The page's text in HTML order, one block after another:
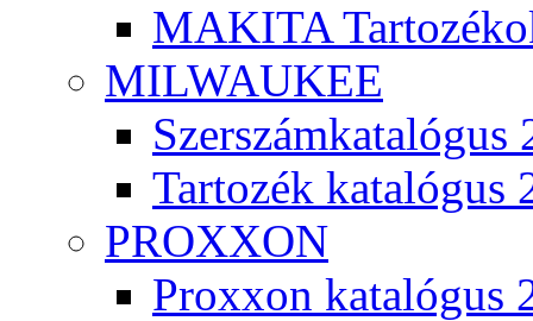
MAKITA
MILWAUKEE
Szerszámkatalógus
Tartozék katalógus
PROXXON
Proxxon katalógus